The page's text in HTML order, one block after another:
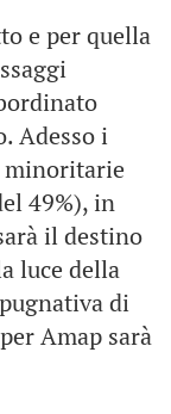
e per quella
Adesso i
minoritarie
49%), in
il destino
luce della
di
Amap sarà